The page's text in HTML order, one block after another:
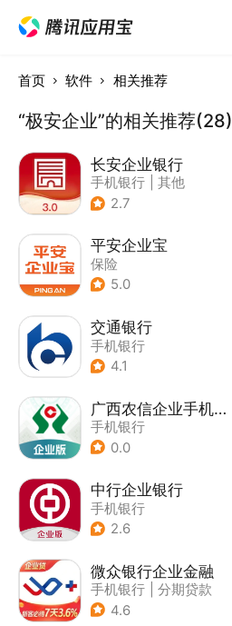
首页 软件 相关推荐
“极安企业”的相关推荐(28)
长安企业银行
手机银行
其他
2.7
平安企业宝
保险
5.0
交通银行
手机银行
4.1
广西农信企业手机银行
手机银行
0.0
中行企业银行
手机银行
2.6
微众银行企业金融
手机银行
分期贷款
4.6